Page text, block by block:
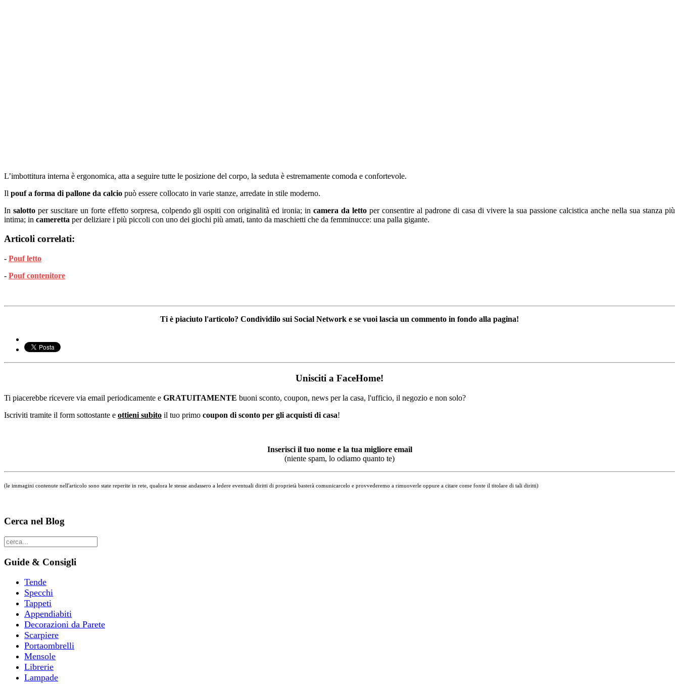
L’imbottitura interna è ergonomica, atta a seguire tutte le posizione del corpo, la seduta è estremamente comoda e confortevole.
Il pouf a forma di pallone da calcio può essere collocato in varie stanze, arredate in stile moderno.
In salottoper suscitare un forte effetto sorpresa, colpendo gli ospiti con originalità ed ironia; incamera da letto per consentire al padrone di casa di vivere la sua passione calcistica anche nella sua stanza più
intima; in cameretta per deliziare i più piccoli con uno dei giochi più amati, tanto da maschietti che da femminucce: una palla gigante.
Articoli correlati:
- Pouf letto
- Pouf contenitore
Ti è piaciuto l'articolo? Condividilo sui Social Network e se vuoi lascia un commento in fondo alla pagina!
Unisciti a FaceHome!
Ti piacerebbe ricevere via email periodicamente e GRATUITAMENTE buoni sconto, coupon, news per la casa, l'ufficio, il negozio e non solo?
Iscriviti tramite il form sottostante e ottieni subito il tuo primo coupon di sconto per gli acquisti di casa!
Inserisci il tuo nome e la tua migliore email
(niente spam, lo odiamo quanto te)
(le immagini contenute nell'articolo sono state reperite in rete, qualora le stesse andassero a ledere eventuali diritti di proprietà basterà comunicarcelo e provvederemo a rimuoverle oppure a citare come fonte il titolare di tali diritti)
Cerca nel Blog
Guide & Consigli
Tende
Specchi
Tappeti
Appendiabiti
Decorazioni da Parete
Scarpiere
Portaombrelli
Mensole
Librerie
Lampade